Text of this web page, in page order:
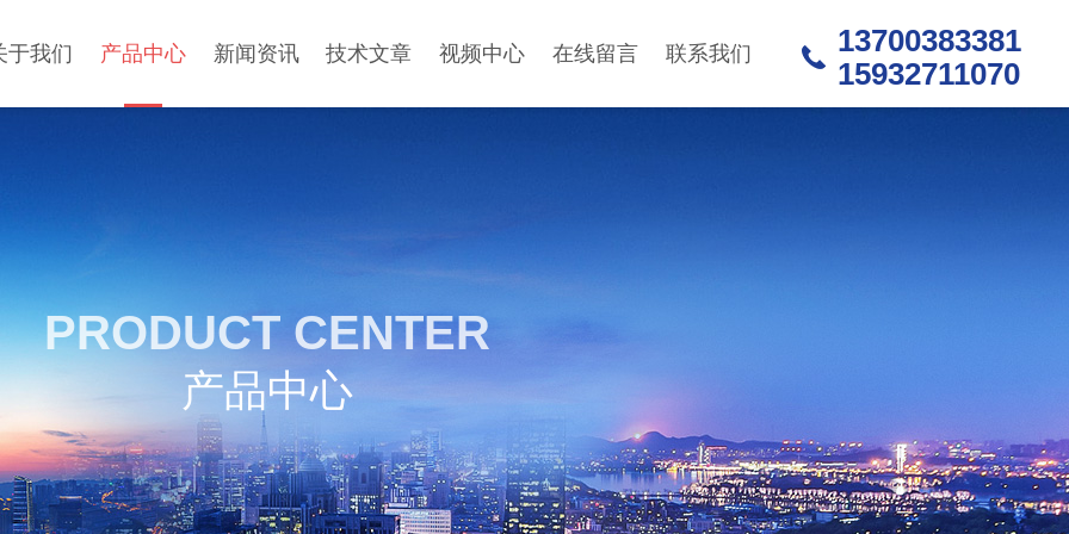
于我们 产品中心 新闻资讯 技术文章 视频中心 在线留言 联系我们
13700383381
15932711070
PRODUCT CENTER
产品中心